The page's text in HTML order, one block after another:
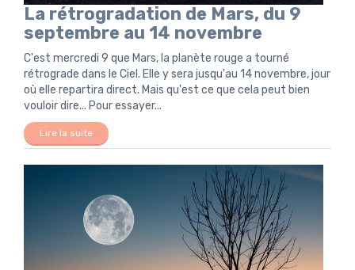
La rétrogradation de Mars, du 9
septembre au 14 novembre
C'est mercredi 9 que Mars, la planète rouge a tourné
rétrograde dans le Ciel. Elle y sera jusqu'au 14 novembre, jour
où elle repartira direct. Mais qu'est ce que cela peut bien
vouloir dire... Pour essayer...
Lire la suite